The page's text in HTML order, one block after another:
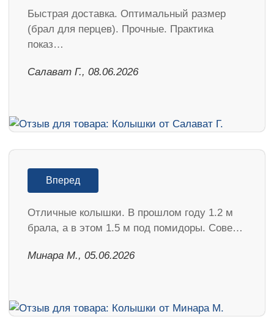
Быстрая доставка. Оптимальный размер
(брал для перцев). Прочные. Практика
показ…
Салават Г., 08.06.2026
Вперед
Отличные колышки. В прошлом году 1.2 м
брала, а в этом 1.5 м под помидоры. Сове…
Минара М., 05.06.2026